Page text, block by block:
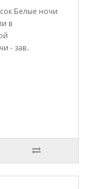
Белые ночи
в
- зав..